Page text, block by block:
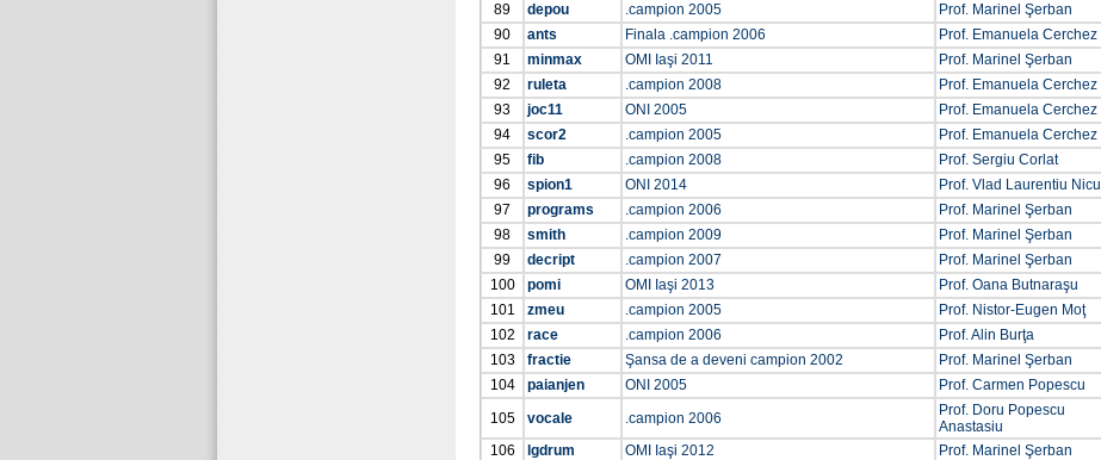
89
depou .campion 2005 Prof. Marinel Şerban
90
ants Finala .campion 2006 Prof. Emanuela Cerchez
91
minmax OMI Iaşi 2011 Prof. Marinel Şerban
92
ruleta .campion 2008 Prof. Emanuela Cerchez
93
joc11 ONI 2005 Prof. Emanuela Cerchez
94
scor2 .campion 2005 Prof. Emanuela Cerchez
95
fib .campion 2008 Prof. Sergiu Corlat
96
spion1 ONI 2014 Prof. Vlad Laurentiu Nicu
97
programs .campion 2006 Prof. Marinel Şerban
98
smith .campion 2009 Prof. Marinel Şerban
99
decript .campion 2007 Prof. Marinel Şerban
100
pomi OMI Iaşi 2013 Prof. Oana Butnaraşu
101
zmeu .campion 2005 Prof. Nistor-Eugen Moţ
102
race .campion 2006 Prof. Alin Burţa
103
fractie Şansa de a deveni campion 2002 Prof. Marinel Şerban
104
paianjen ONI 2005 Prof. Carmen Popescu
105
vocale .campion 2006
Prof. Doru Popescu
Anastasiu
106
lgdrum OMI Iaşi 2012 Prof. Marinel Şerban